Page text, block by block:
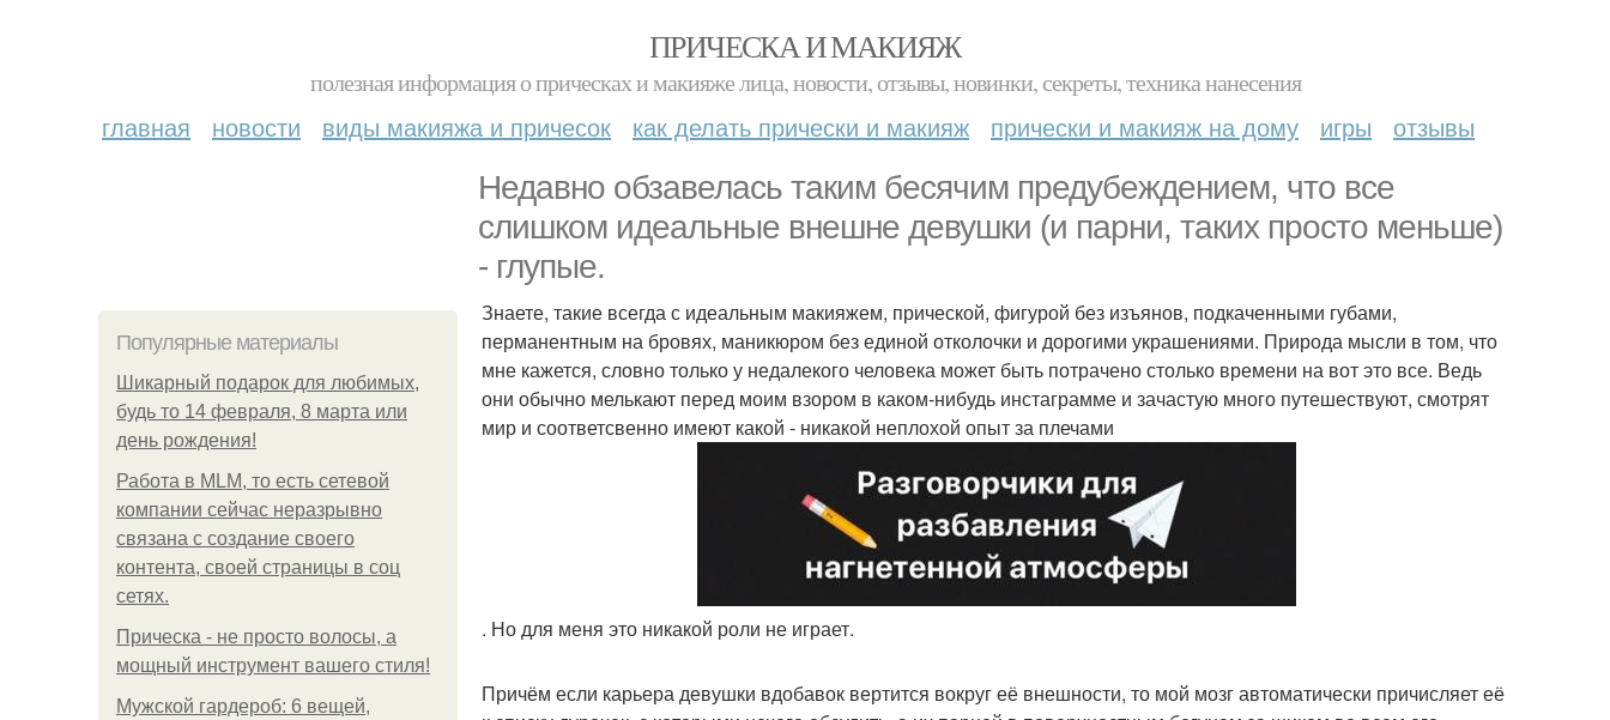
ПРИЧЕСКА И МАКИЯЖ
полезная информация о прическах и макияже лица, новости, отзывы, новинки, секреты, техника нанесения
главная новости виды макияжа и причесок как делать прически и макияж прически и макияж на дому игры отзывы
Недавно обзавелась таким бесячим предубеждением, что все
слишком идеальные внешне девушки (и парни, таких просто меньше)
- глупые.
Популярные материалы
Шикарный подарок для любимых,
будь то 14 февраля, 8 марта или
день рождения!
Работа в MLM, то есть сетевой
компании сейчас неразрывно
связана с создание своего
контента, своей страницы в соц
сетях.
Прическа - не просто волосы, а
мощный инструмент вашего стиля!
Мужской гардероб: 6 вещей,
Знаете, такие всегда с идеальным макияжем, прической, фигурой без изъянов, подкаченными губами,
перманентным на бровях, маникюром без единой отколочки и дорогими украшениями. Природа мысли в том, что
мне кажется, словно только у недалекого человека может быть потрачено столько времени на вот это все. Ведь
они обычно мелькают перед моим взором в каком-нибудь инстаграмме и зачастую много путешествуют, смотрят
мир и соответсвенно имеют какой - никакой неплохой опыт за плечами
. Но для меня это никакой роли не играет.
Причём если карьера девушки вдобавок вертится вокруг её внешности, то мой мозг автоматически причисляет её